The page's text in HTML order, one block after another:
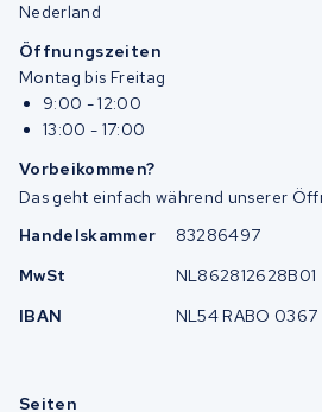
Nederland
Öffnungszeiten
Montag bis Freitag
9:00 - 12:00
13:00 - 17:00
Vorbeikommen?
Das geht einfach während unserer
Handelskammer
83286497
MwSt
NL862812628B01
IBAN
NL54 RABO
Seiten